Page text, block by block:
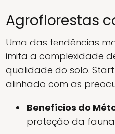
Agroflorestas
Uma das tendências
imita a complexidade
qualidade do solo.
alinhado com as
Benefícios do
proteção da fauna